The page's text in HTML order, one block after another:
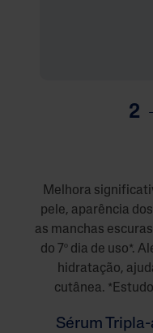
2
Melhora
pele, aparência
as manchas
do 7º dia de uso*.
hidratação,
cutânea.
Sérum